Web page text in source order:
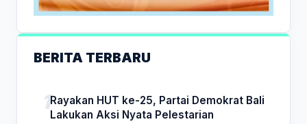
BERITA TERBARU
Rayakan HUT ke-25, Partai Demokrat Bali
Lakukan Aksi Nyata Pelestarian